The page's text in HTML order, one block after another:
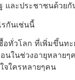
และประชาชนด้วยกั
รกันเช่นนี้
อทั่วโลก ที่เพิ่มขึ้นท
อนในช่วงอายุหลาย
จใครหลายๆคน